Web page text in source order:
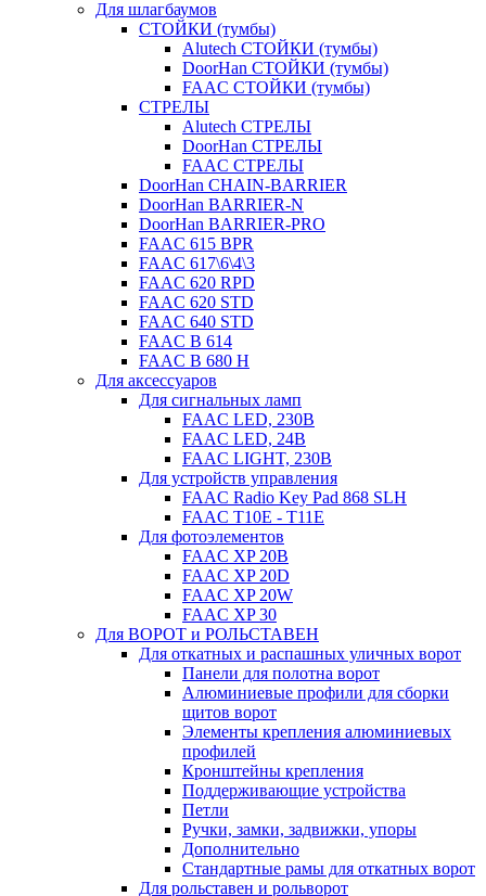
Для шлагбаумов
СТОЙКИ (тумбы)
Alutech СТОЙКИ (тумбы)
DoorHan СТОЙКИ (тумбы)
FAAC СТОЙКИ (тумбы)
СТРЕЛЫ
Alutech СТРЕЛЫ
DoorHan СТРЕЛЫ
FAAC СТРЕЛЫ
DoorHan CHAIN-BARRIER
DoorHan BARRIER-N
DoorHan BARRIER-PRO
FAAC 615 BPR
FAAC 617\6\4\3
FAAC 620 RPD
FAAC 620 STD
FAAC 640 STD
FAAC B 614
FAAC B 680 H
Для аксессуаров
Для сигнальных ламп
FAAC LED, 230B
FAAC LED, 24B
FAAC LIGHT, 230B
Для устройств управления
FAAC Radio Key Pad 868 SLH
FAAC T10E - T11E
Для фотоэлементов
FAAC XP 20B
FAAC XP 20D
FAAC XP 20W
FAAC XP 30
Для ВОРОТ и РОЛЬСТАВЕН
Для откатных и распашных уличных ворот
Панели для полотна ворот
Алюминиевые профили для сборки
щитов ворот
Элементы крепления алюминиевых
профилей
Кронштейны крепления
Поддерживающие устройства
Петли
Ручки, замки, задвижки, упоры
Дополнительно
Стандартные рамы для откатных ворот
Для рольставен и рольворот